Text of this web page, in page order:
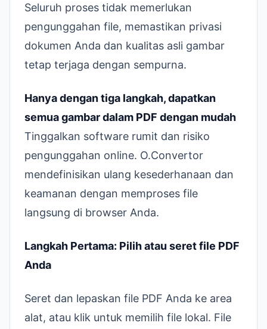
Seluruh proses tidak memerlukan
pengunggahan file, memastikan privasi
dokumen Anda dan kualitas asli gambar
tetap terjaga dengan sempurna.
Hanya dengan tiga langkah, dapatkan
semua gambar dalam PDF dengan mudah
Tinggalkan software rumit dan risiko
pengunggahan online. O.Convertor
mendefinisikan ulang kesederhanaan dan
keamanan dengan memproses file
langsung di browser Anda.
Langkah Pertama: Pilih atau seret file PDF
Anda
Seret dan lepaskan file PDF Anda ke area
alat, atau klik untuk memilih file lokal. File